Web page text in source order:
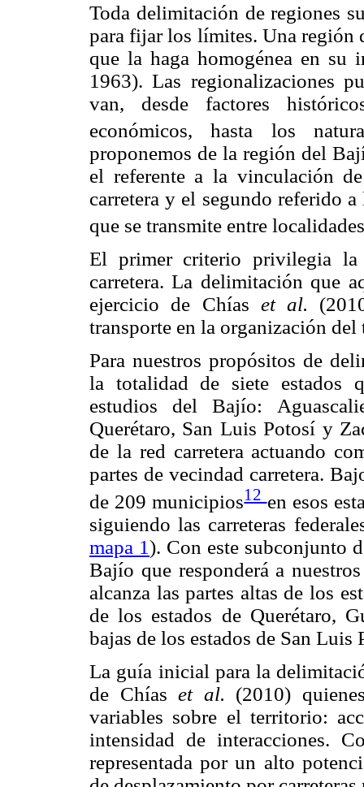
Toda delimitación de regiones
para fijar los límites. Una región
que la haga homogénea en su
1963). Las regionalizaciones
van, desde factores
económicos, hasta los
proponemos de la región del
el referente a la vinculación
carretera y el segundo referido
que se transmite entre
El primer criterio privilegia
carretera. La delimitación que
ejercicio de Chías et al.
transporte en la organización
Para nuestros propósitos de
la totalidad de siete estados
estudios del Bajío:
Querétaro, San Luis Potosí y
de la red carretera actuando
partes de vecindad carretera.
de 209 municipios12 en esos
siguiendo las carreteras
mapa 1). Con este subconjunto
Bajío que responderá a
alcanza las partes altas de los
de los estados de Querétaro,
bajas de los estados de San Luis
La guía inicial para la
de Chías et al. (2010)
variables sobre el territorio:
intensidad de interacciones.
representada por un alto